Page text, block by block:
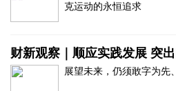
克运动的永恒追求
财新观察｜顺应实践发展 突
展望未来，仍须敢字为先